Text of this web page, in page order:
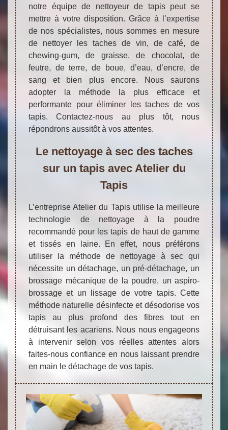
notre équipe de nettoyeur de tapis peut se
mettre à votre disposition. Grâce à l’expertise
de nos spécialistes, nous sommes en mesure
de nettoyer les taches de vin, de café, de
chewing-gum, de graisse, de chocolat, de
feutre, de terre, de boue, d’eau, d’encre, de
sang et bien plus encore. Nous saurons
adopter la méthode la plus efficace et
performante pour éliminer les taches de vos
tapis. Contactez-nous au plus tôt, nous
répondrons aussitôt à vos attentes.
Le nettoyage à sec des taches
sur un tapis avec Atelier du
Tapis
L’entreprise Atelier du Tapis utilise la meilleure
technologie de nettoyage à la poudre
recommandé pour les tapis de haut de gamme
et tissés en laine. En effet, nous préférons
utiliser la méthode de nettoyage à sec qui
nécessite un détachage, un pré-détachage, un
brossage mécanique de la poudre, un aspiro-
brossage et un lissage de votre tapis. Cette
méthode naturelle désinfecte et désodorise vos
tapis au plus profond des fibres tout en
détruisant les acariens. Nous nous engageons
à intervenir selon vos réelles attentes alors
faites-nous confiance en nous laissant prendre
en main le détachage de vos tapis.